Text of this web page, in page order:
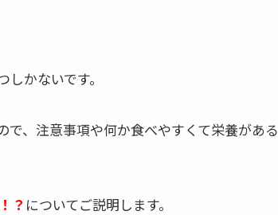
かないです。
、注意事項や何か食べやすくて栄養がある
？ についてご説明します。